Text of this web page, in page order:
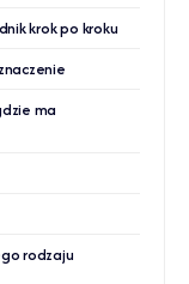
krok po kroku
ma
rodzaju